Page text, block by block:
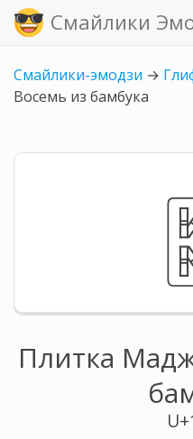
Смайлики
Смайлики-эмодзи →
Восемь из бамбука
Плитка